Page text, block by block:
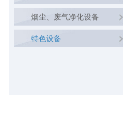
烟尘、废气净化设备
特色设备